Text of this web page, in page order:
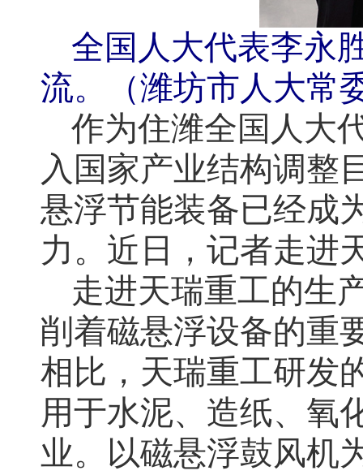
全国人大代表李永
流。（潍坊市人大常
作为住潍全国人大
入国家产业结构调整
悬浮节能装备已经成
力。近日，记者走进
走进天瑞重工的生
削着磁悬浮设备的
相比，天瑞重工研发
用于水泥、造纸、氧
业。以磁悬浮鼓风机